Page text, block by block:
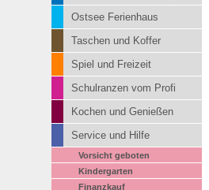
Ostsee Ferienhaus
Taschen und Koffer
Spiel und Freizeit
Schulranzen vom Profi
Kochen und Genießen
Service und Hilfe
Vorsicht geboten
Kindergarten
Finanzkauf